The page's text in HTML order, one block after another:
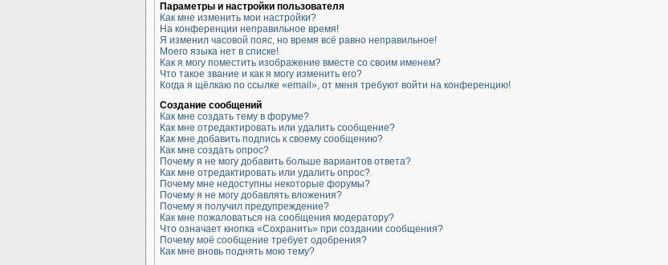
Параметры и настройки пользователя
Как мне изменить мои настройки?
На конференции неправильное время!
Я изменил часовой пояс, но время всё равно неправильное!
Моего языка нет в списке!
Как я могу поместить изображение вместе со своим именем?
Что такое звание и как я могу изменить его?
Когда я щёлкаю по ссылке «email», от меня требуют войти на конференцию!
Создание сообщений
Как мне создать тему в форуме?
Как мне отредактировать или удалить сообщение?
Как мне добавить подпись к своему сообщению?
Как мне создать опрос?
Почему я не могу добавить больше вариантов ответа?
Как мне отредактировать или удалить опрос?
Почему мне недоступны некоторые форумы?
Почему я не могу добавлять вложения?
Почему я получил предупреждение?
Как мне пожаловаться на сообщения модератору?
Что означает кнопка «Сохранить» при создании сообщения?
Почему моё сообщение требует одобрения?
Как мне вновь поднять мою тему?